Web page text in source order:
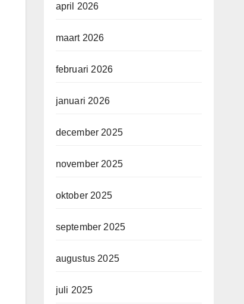
april 2026
maart 2026
februari 2026
januari 2026
december 2025
november 2025
oktober 2025
september 2025
augustus 2025
juli 2025